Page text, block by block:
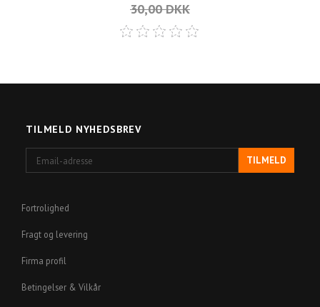
30,00 DKK
TILMELD NYHEDSBREV
adresse
TILMELD
Fortrolighed
Fragt og levering
Firma profil
Betingelser & Vilkår